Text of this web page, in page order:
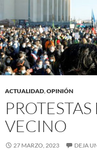
ACTUALIDAD,OPINIÓN
VECINO
27 MARZO, 2023 DEJA